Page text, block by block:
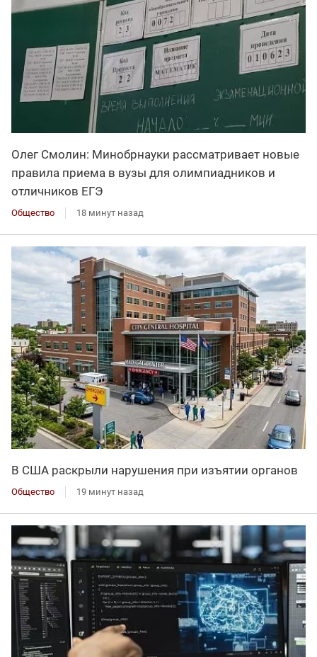
Олег Смолин: Минобрнауки рассматривает новые
правила приема в вузы для олимпиадников и
отличников ЕГЭ
Общество 18 минут назад
В США раскрыли нарушения при изъятии органов
Общество 19 минут назад